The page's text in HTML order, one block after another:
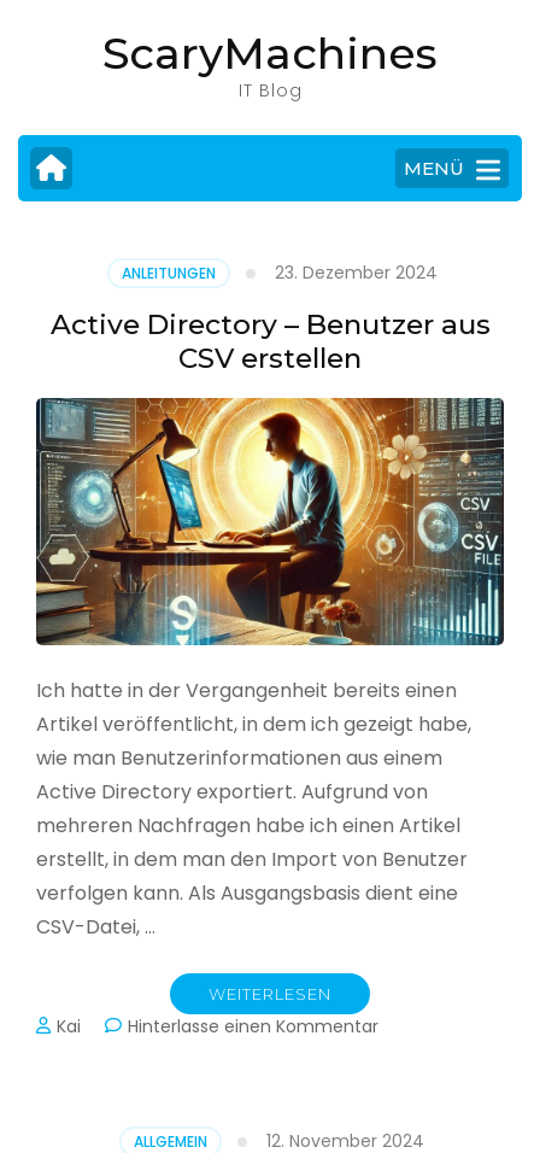
drücken)
ScaryMachines
IT Blog
MENÜ
ANLEITUNGEN 23. Dezember 2024
Active Directory – Benutzer aus
CSV erstellen
Ich hatte in der Vergangenheit bereits einen
Artikel veröffentlicht, in dem ich gezeigt habe,
wie man Benutzerinformationen aus einem
Active Directory exportiert. Aufgrund von
mehreren Nachfragen habe ich einen Artikel
erstellt, in dem man den Import von Benutzer
verfolgen kann. Als Ausgangsbasis dient eine
CSV-Datei, …
WEITERLESEN
Kai Hinterlasse einen Kommentarzu
ALLGEMEIN 12. November 2024